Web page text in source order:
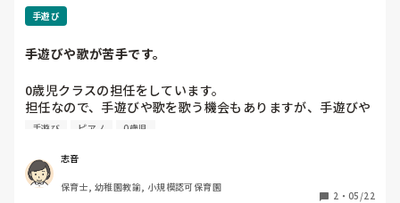
水筒洗わない家庭ってあるんですね‥
家庭環境もあるんでしょうけど‥🥲！
黒カビだらけ、ヘドロまみれの水筒
持参してきたら、どうたいおうしますか？
手遊び
手遊びや歌が苦手です。
0歳児クラスの担任をしています。
担任なので、手遊びや歌を歌う機会もありますが、手遊びや
歌の自信がなくはっきり言って苦手です。
っても子どもたちの興味をひけない感じがします。
皆さんは手遊びや歌を歌う時に心がけていることはあります
か？何かコツがあれば教えてください。
手遊び ピアノ 0歳児
志音
保育士, 幼稚園教諭, 小規模認可保育園
2 ・ 05/22